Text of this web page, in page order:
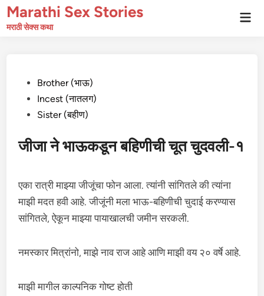
Skip
toMarathi Sex Stories
मराठी सेक्स कथा
PostedBrother (भाऊ)
Incest (नातलग)
Sister (बहीण)
जीजा ने भाऊकडून बहिणीची चूत चुदवली-१
एका रात्री माझ्या जीजूंचा फोन आला. त्यांनी सांगितले की त्यांना
माझी मदत हवी आहे. जीजूंनी मला भाऊ-बहिणीची चुदाई करण्यास
सांगितले, ऐकून माझ्या पायाखालची जमीन सरकली.
नमस्कार मित्रांनो, माझे नाव राज आहे आणि माझी वय २० वर्षे आहे.
माझी मागील काल्पनिक गोष्ट होती